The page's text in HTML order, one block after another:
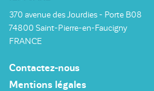
370 avenue des Jourdies - Porte B08
74800 Saint-Pierre-en-Faucigny
FRANCE
Contactez-nous
Mentions légales